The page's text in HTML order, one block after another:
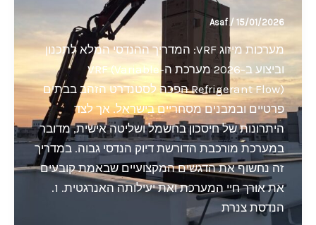
Asaf / 15/01/2026
מערכות מיזוג VRF: המדריך ההנדסי המלא לתכנון
וביצוע ב-2026 מערכת ה-VRF (Variable
Refrigerant Flow) הפכה לסטנדרט הזהב בבתים
פרטיים ובמבנים מסחריים בישראל. אך לצד
היתרונות של חיסכון בחשמל ושליטה אישית, מדובר
במערכת מורכבת הדורשת דיוק הנדסי גבוה. במדריך
זה נחשוף את הדגשים המקצועיים שבאמת קובעים
את אורך חיי המערכת ואת יעילותה האנרגטית. 1.
הנדסת צנרת